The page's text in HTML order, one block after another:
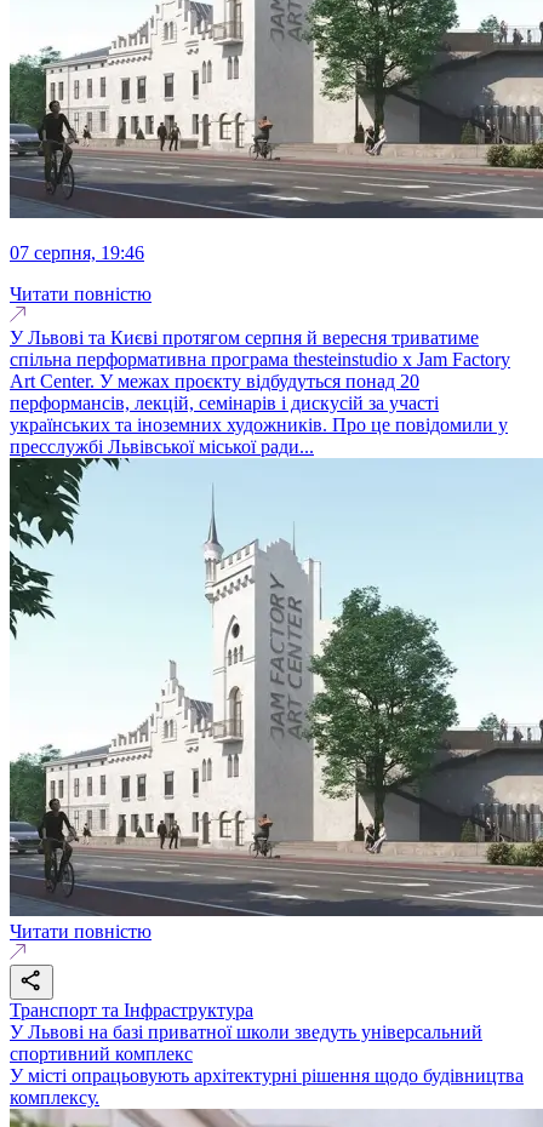
07 серпня, 19:46
Читати повністю
У Львові та Києві протягом серпня й вересня триватиме
спільна перформативна програма thesteinstudio x Jam Factory
Art Center. У межах проєкту відбудуться понад 20
перформансів, лекцій, семінарів і дискусій за участі
українських та іноземних художників. Про це повідомили у
пресслужбі Львівської міської ради...
Читати повністю
Транспорт та Інфраструктура
У Львові на базі приватної школи зведуть універсальний
спортивний комплекс
У місті опрацьовують архітектурні рішення щодо будівництва
комплексу.